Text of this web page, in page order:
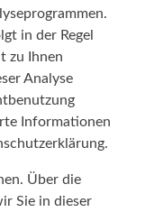
in der Regel
zu Ihnen
Analyse
Informationen
Über die
Sie in dieser